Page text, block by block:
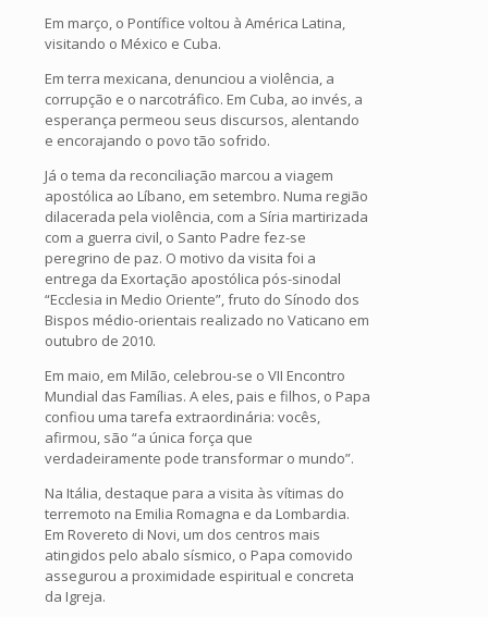
Em março, o Pontífice voltou à América Latina,
visitando o México e Cuba.
Em terra mexicana, denunciou a violência, a
corrupção e o narcotráfico. Em Cuba, ao invés, a
esperança permeou seus discursos, alentando
e encorajando o povo tão sofrido.
Já o tema da reconciliação marcou a viagem
apostólica ao Líbano, em setembro. Numa região
dilacerada pela violência, com a Síria martirizada
com a guerra civil, o Santo Padre fez-se
peregrino de paz. O motivo da visita foi a
entrega da Exortação apostólica pós-sinodal
“Ecclesia in Medio Oriente”, fruto do Sínodo dos
Bispos médio-orientais realizado no Vaticano em
outubro de 2010.
Em maio, em Milão, celebrou-se o VII Encontro
Mundial das Famílias. A eles, pais e filhos, o Papa
confiou uma tarefa extraordinária: vocês,
afirmou, são “a única força que
verdadeiramente pode transformar o mundo”.
Na Itália, destaque para a visita às vítimas do
terremoto na Emilia Romagna e da Lombardia.
Em Rovereto di Novi, um dos centros mais
atingidos pelo abalo sísmico, o Papa comovido
assegurou a proximidade espiritual e concreta
da Igreja.